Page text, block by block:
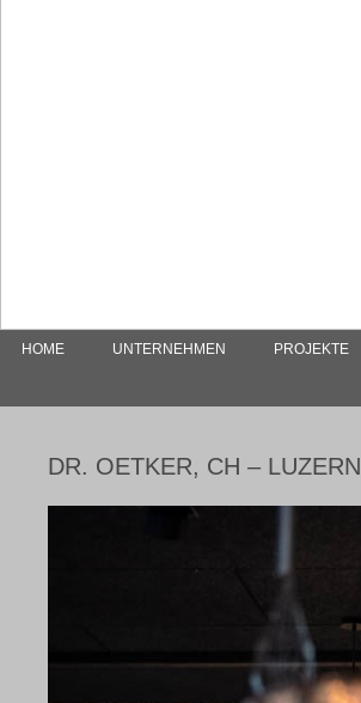
HOME UNTERNEHMEN PROJEKTE
DR. OETKER, CH – LUZERN